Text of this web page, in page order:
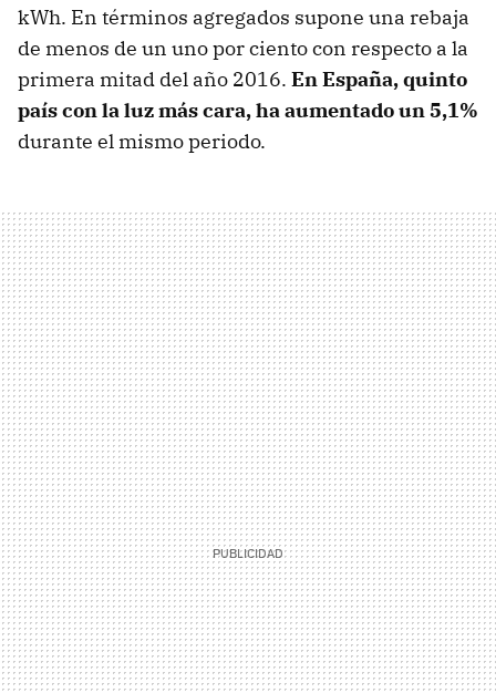
kWh. En términos agregados supone una rebaja
de menos de un uno por ciento con respecto a la
primera mitad del año 2016. En España, quinto
país con la luz más cara, ha aumentado un 5,1%
durante el mismo periodo.